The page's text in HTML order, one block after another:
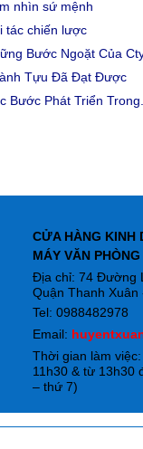
nhìn sứ mệnh
tác chiến lược
Bước Ngoặt Của
Tựu Đã Đạt Được
Bước Phát Triển
CỬA HÀNG KINH
MÁY VĂN PHÒNG
Địa chỉ: 74 Đường
Quận Thanh Xuân
Tel: 0988482978
Email:
Thời gian làm
11h30 & từ 13h30
– thứ 7)